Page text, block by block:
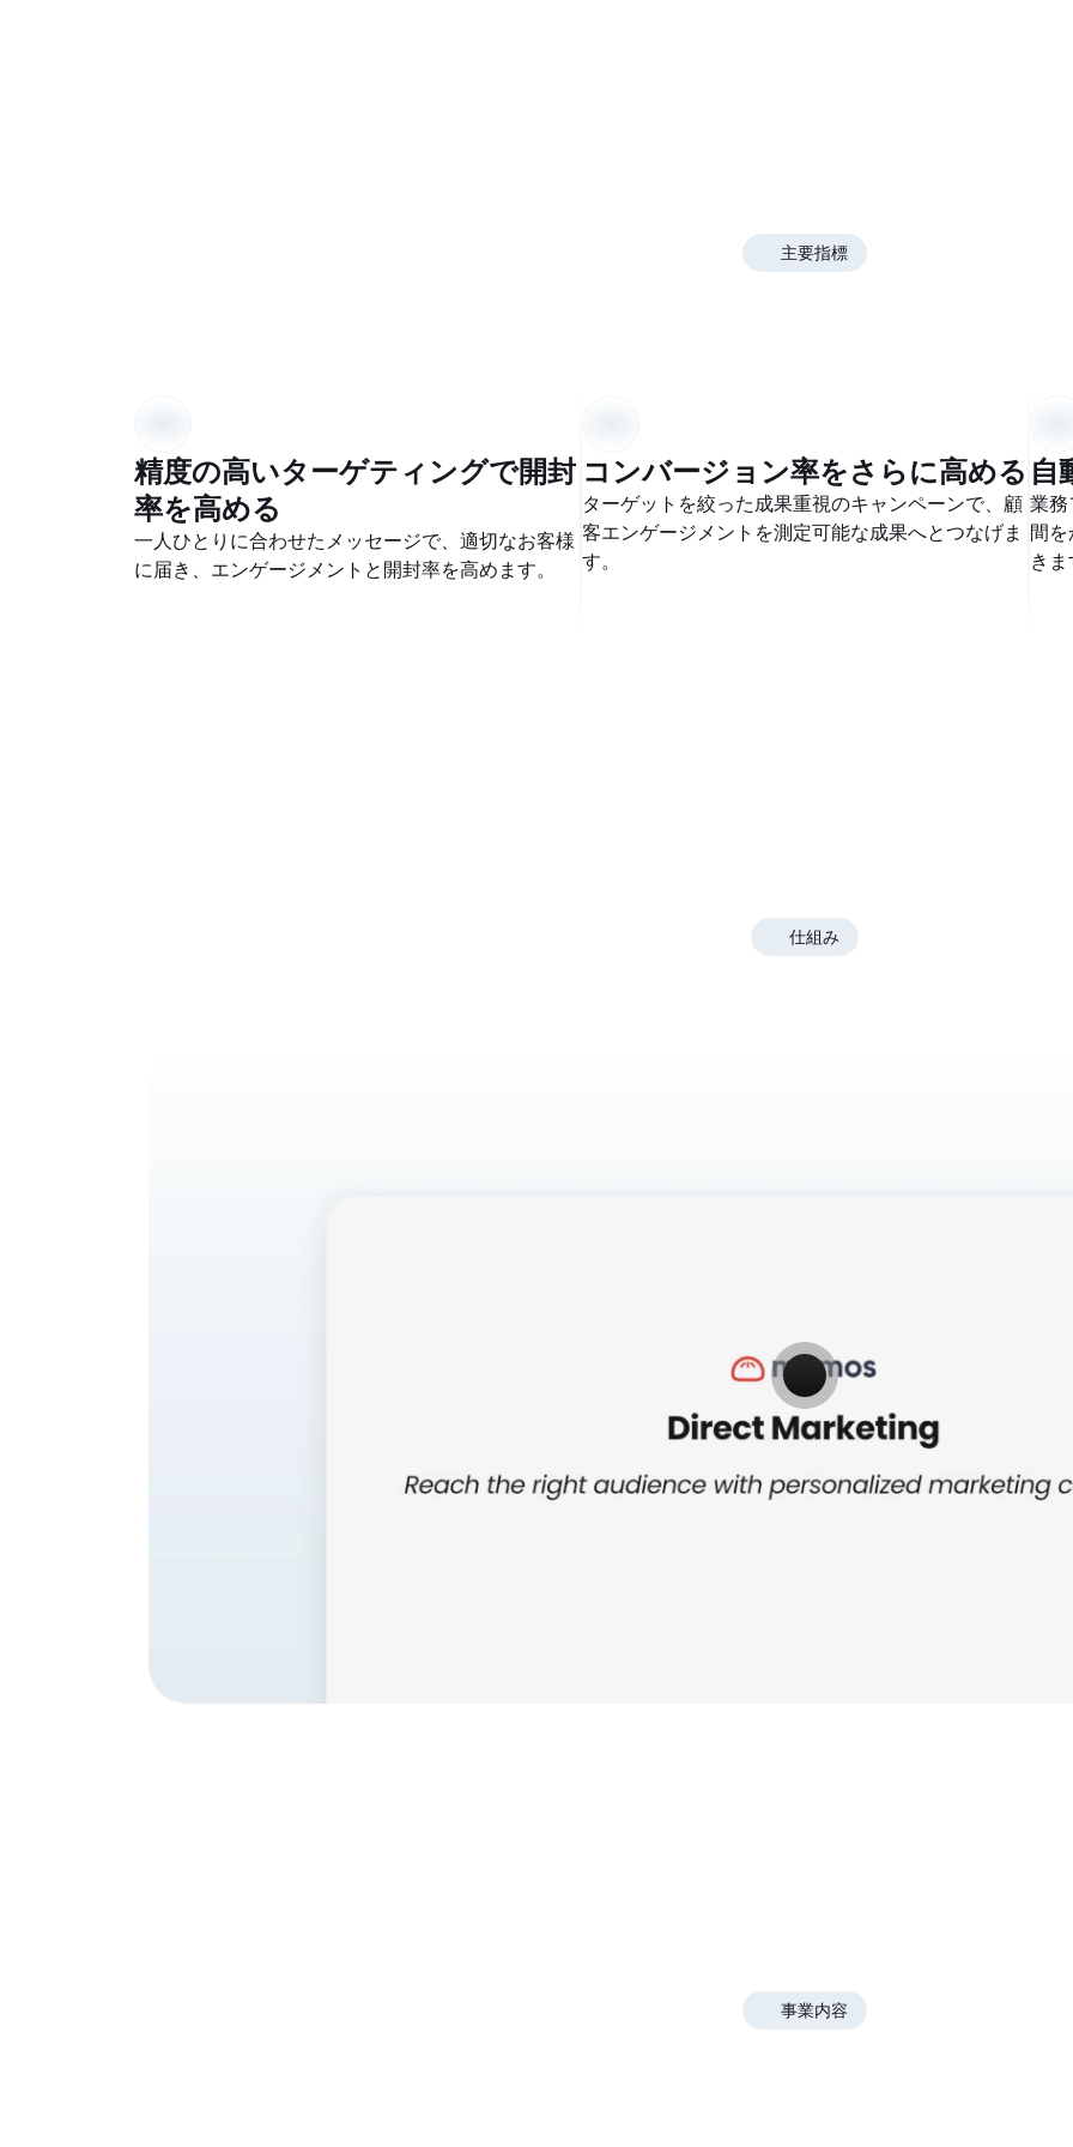
主要指標
精度の高いターゲティングで開封
率を高める
一人ひとりに合わせたメッセージで、適切なお客様
に届き、エンゲージメントと開封率を高めます。
コンバージョン率をさらに高める
ターゲットを絞った成果重視のキャンペーンで、顧
客エンゲージメントを測定可能な成果へとつなげま
す。
自
業
間
きま
仕組み
事業内容